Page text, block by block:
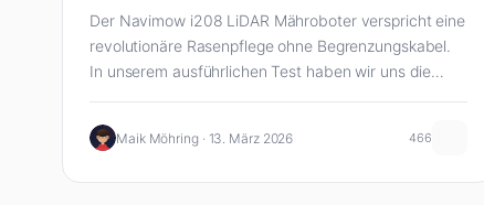
Der Navimow i208 LiDAR Mähroboter verspricht eine
revolutionäre Rasenpflege ohne Begrenzungskabel.
In unserem ausführlichen Test haben wir uns die
Maik Möhring · 13. März 2026 466